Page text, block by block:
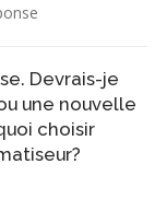
Devrais-je
une nouvelle
choisir